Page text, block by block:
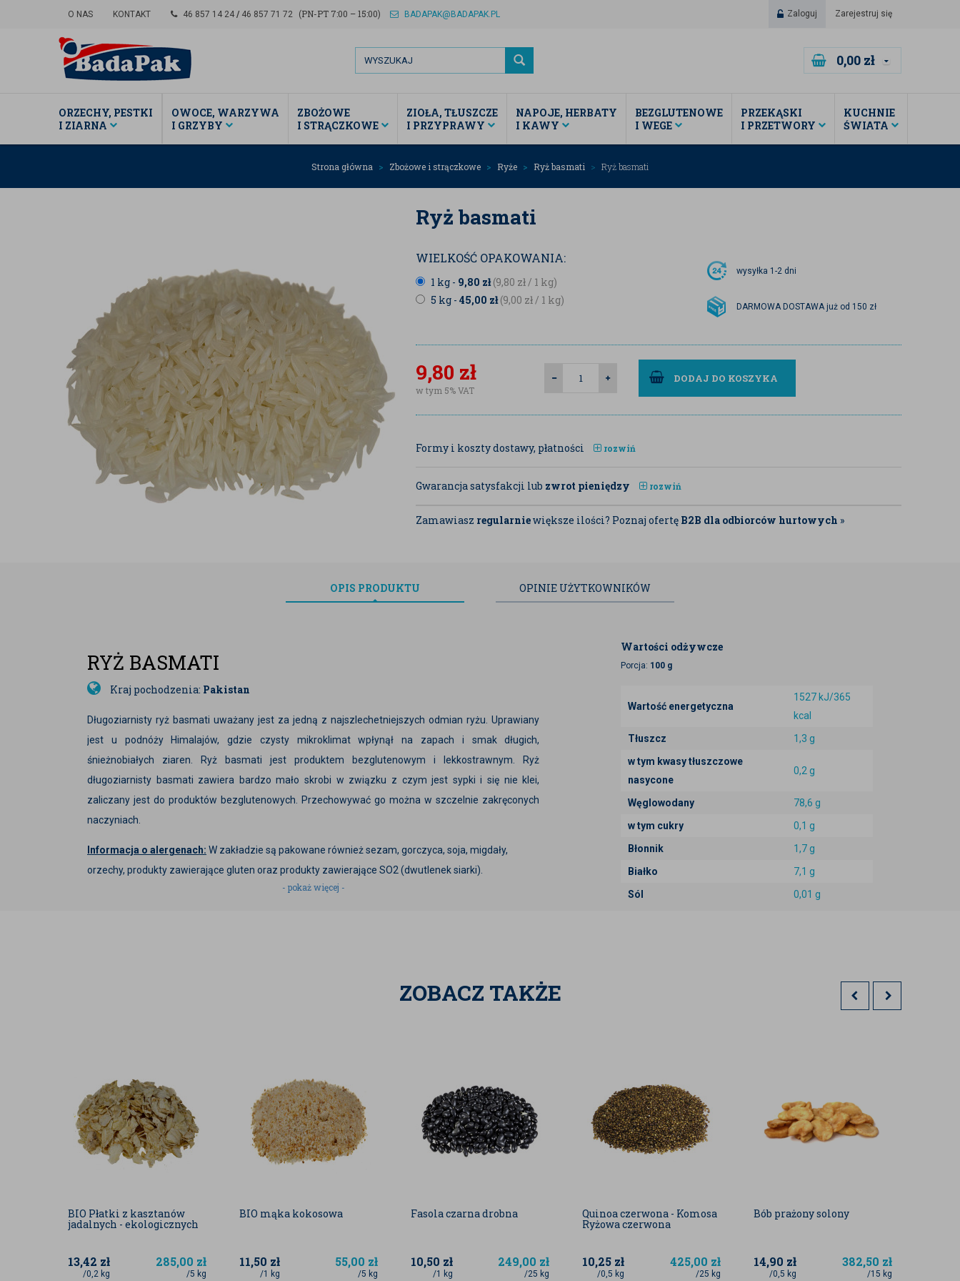
O NAS KONTAKT 46 857 14 24 / 46 857 71 72 (PN-PT 7:00 – 15:00) BADAPAK@BADAPAK.PL Zaloguj Zarejestruj się
0,00 zł
ORZECHY, PESTKI
I ZIARNA
OWOCE, WARZYWA
I GRZYBY
ZBOŻOWE
I STRĄCZKOWE
ZIOŁA, TŁUSZCZE
I PRZYPRAWY
NAPOJE, HERBATY
I KAWY
BEZGLUTENOWE
I WEGE
PRZEKĄSKI
I PRZETWORY
KUCHNIE
ŚWIATA
Strona główna Zbożowe i strączkowe Ryże Ryż basmati Ryż basmati
Ryż basmati
WIELKOŚĆ OPAKOWANIA:
1 kg - 9,80 zł(9,80 zł/ 1 kg)
5 kg - 45,00 zł(9,00 zł/ 1 kg)
wysyłka 1-2 dni
DARMOWA DOSTAWA już od 150 zł
9,80 zł
w tym 5% VAT
DODAJ DO KOSZYKA
Formy i koszty dostawy, płatności rozwiń
Gwarancja satysfakcji lub zwrot pieniędzy rozwiń
Zamawiasz regularniewiększe ilości? Poznaj ofertę B2B dla odbiorców hurtowych »
OPIS PRODUKTU OPINIE UŻYTKOWNIKÓW
RYŻ BASMATI
Kraj pochodzenia: Pakistan
Długoziarnisty ryż basmati uważany jest za jedną z najszlechetniejszych odmian ryżu. Uprawiany
jest u podnóży Himalajów, gdzie czysty mikroklimat wpłynął na zapach i smak długich,
śnieżnobiałych ziaren. Ryż basmati jest produktem bezglutenowym i lekkostrawnym. Ryż
długoziarnisty basmati zawiera bardzo mało skrobi w związku z czym jest sypki i się nie klei,
zaliczany jest do produktów bezglutenowych. Przechowywać go można w szczelnie zakręconych
naczyniach.
Informacja o alergenach: W zakładzie są pakowane również sezam, gorczyca, soja, migdały,
orzechy, produkty zawierające gluten oraz produkty zawierające SO2 (dwutlenek siarki).
Podane wartości zostały nam dostarczone od dostawców, jak również mogą być danymi
- pokaż więcej -
Wartości odżywcze
Porcja: 100 g
Wartość energetyczna
1527 kJ/365
kcal
Tłuszcz
1,3 g
w tym kwasy tłuszczowe
nasycone
0,2 g
Węglowodany
78,6 g
w tym cukry
0,1 g
Błonnik
1,7 g
Białko
7,1 g
Sól
0,01 g
ZOBACZ TAKŻE
BIO Płatki z kasztanów
jadalnych - ekologicznych
13,42 zł
/0,2 kg
285,00 zł
/5 kg
BIO mąka kokosowa
11,50 zł
/1 kg
55,00 zł
/5 kg
Fasola czarna drobna
10,50 zł
/1 kg
249,00 zł
/25 kg
Quinoa czerwona - Komosa
Ryżowa czerwona
10,25 zł
/0,5 kg
425,00 zł
/25 kg
Bób prażony solony
14,90 zł
/0,5 kg
382,50 zł
/15 kg